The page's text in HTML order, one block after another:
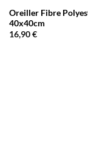
Oreiller Fibre
40x40cm
16,90€